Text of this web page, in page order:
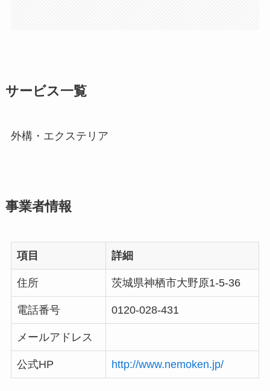
サービス一覧
外構・エクステリア
事業者情報
項目 詳細
住所 茨城県神栖市大野原1-5-36
電話番号 0120-028-431
メールアドレス
公式HP http://www.nemoken.jp/